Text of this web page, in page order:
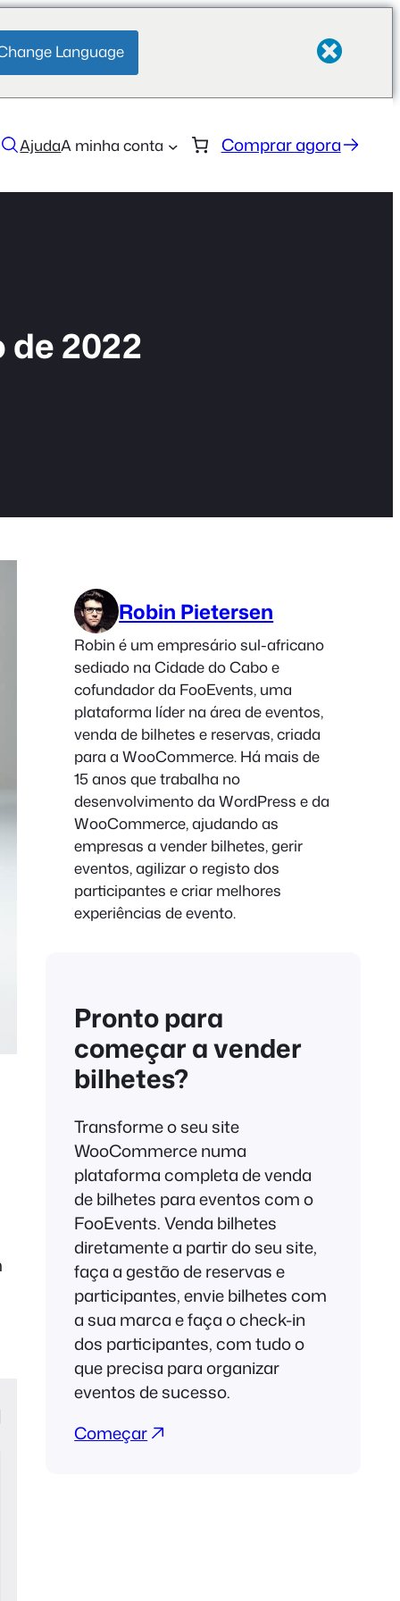
Language
AjudaA minha conta Comprar agora
de 2022
Robin Pietersen
Robin é um empresário sul-africano
sediado na Cidade do Cabo e
cofundador da FooEvents, uma
plataforma líder na área de eventos,
venda de bilhetes e reservas, criada
para a WooCommerce. Há mais de
15 anos que trabalha no
desenvolvimento da WordPress e da
WooCommerce, ajudando as
empresas a vender bilhetes, gerir
eventos, agilizar o registo dos
participantes e criar melhores
experiências de evento.
Pronto para
começar a vender
bilhetes?
Transforme o seu site
WooCommerce numa
plataforma completa de venda
de bilhetes para eventos com o
FooEvents. Venda bilhetes
diretamente a partir do seu site,
faça a gestão de reservas e
participantes, envie bilhetes com
a sua marca e faça o check-in
dos participantes, com tudo o
que precisa para organizar
eventos de sucesso.
Começar